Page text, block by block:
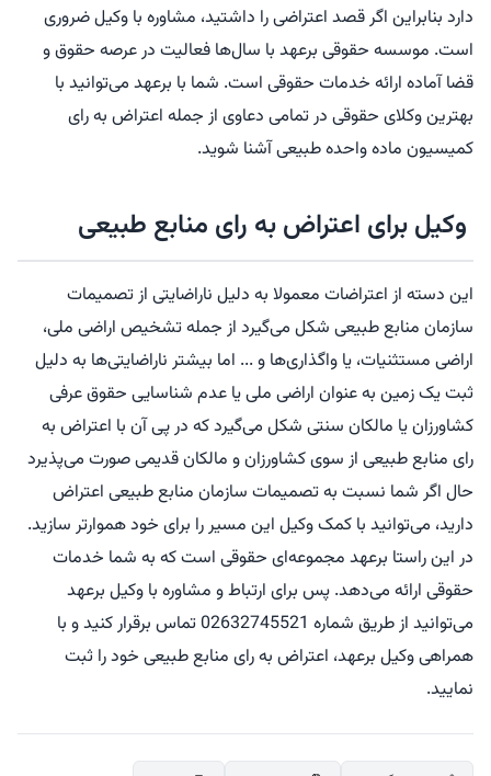
دارد بنابراین اگر قصد اعتراضی را داشتید، مشاوره با وکیل ضروری
است. موسسه حقوقی برعهد با سال‌ها فعالیت در عرصه حقوق و
قضا آماده ارائه خدمات حقوقی است. شما با برعهد می‌توانید با
بهترین وکلای حقوقی در تمامی دعاوی از جمله اعتراض به رای
کمیسیون ماده واحده طبیعی آشنا شوید.
وکیل برای اعتراض به رای منابع طبیعی
این دسته از اعتراضات معمولا به دلیل ناراضایتی از تصمیمات
سازمان منابع طبیعی شکل می‌گیرد از جمله تشخیص اراضی ملی،
اراضی مستثنیات، یا واگذاری‌ها و ... اما بیشتر ناراضایتی‌ها به دلیل
ثبت یک زمین به عنوان اراضی ملی یا عدم شناسایی حقوق عرفی
کشاورزان یا مالکان سنتی شکل می‌گیرد که در پی آن با اعتراض به
رای منابع طبیعی از سوی کشاورزان و مالکان قدیمی صورت می‌پذیرد
حال اگر شما نسبت به تصمیمات سازمان منابع طبیعی اعتراض
دارید، می‌توانید با کمک وکیل این مسیر را برای خود هموارتر سازید.
در این راستا برعهد مجموعه‌ای حقوقی است که به شما خدمات
حقوقی ارائه می‌دهد. پس برای ارتباط و مشاوره با وکیل برعهد
می‌توانید از طریق شماره 02632745521 تماس برقرار کنید و با
همراهی وکیل برعهد، اعتراض به رای منابع طبیعی خود را ثبت
نمایید.